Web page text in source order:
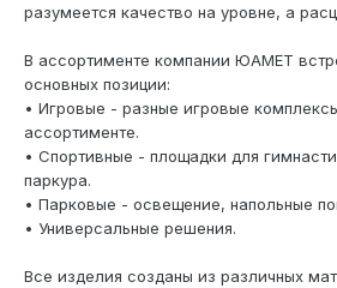
разумеется качество на уровне, а
В ассортименте компании ЮАМЕТ
основных позиции:
• Игровые - разные игровые
ассортименте.
• Спортивные - площадки для
паркура.
• Парковые - освещение, напольные
• Универсальные решения.
Все изделия созданы из различных